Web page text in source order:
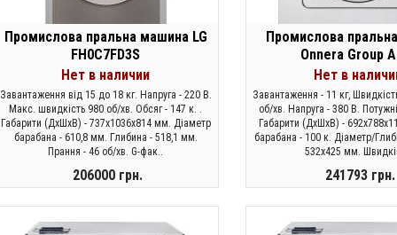
Промислова пральна машина LG
FH0C7FD3S
Нет в наличии
Завантаження від 15 до 18 кг. Напруга - 220 В.
Макс. швидкість 980 об/хв. Обсяг - 147 к. .
Габарити (ДхШхВ) - 737х1036х814 мм. Діаметр
барабана - 610,8 мм. Глибина - 518,1 мм.
Прання - 46 об/хв. G-фак..
206000 грн.
Промислова
Onnera Group
Нет в
Завантаження - 11 кг,
об/хв. Напруга - 380 В.
Габарити (ДхШхВ) -
барабана - 100 к. Діаметр/
532х425 мм.
241793 грн.